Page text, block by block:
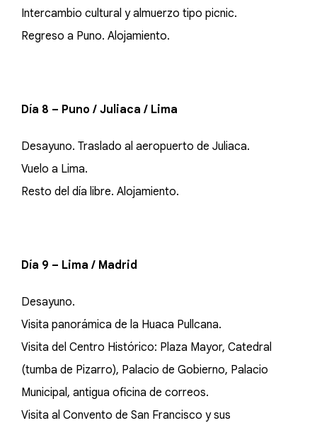
Intercambio cultural y almuerzo tipo picnic.
Regreso a Puno. Alojamiento.
Día 8 – Puno / Juliaca / Lima
Desayuno. Traslado al aeropuerto de Juliaca.
Vuelo a Lima.
Resto del día libre. Alojamiento.
Día 9 – Lima / Madrid
Desayuno.
Visita panorámica de la Huaca Pullcana.
Visita del Centro Histórico: Plaza Mayor, Catedral
(tumba de Pizarro), Palacio de Gobierno, Palacio
Municipal, antigua oficina de correos.
Visita al Convento de San Francisco y sus